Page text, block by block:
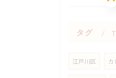
タグ
江戸川区 カ